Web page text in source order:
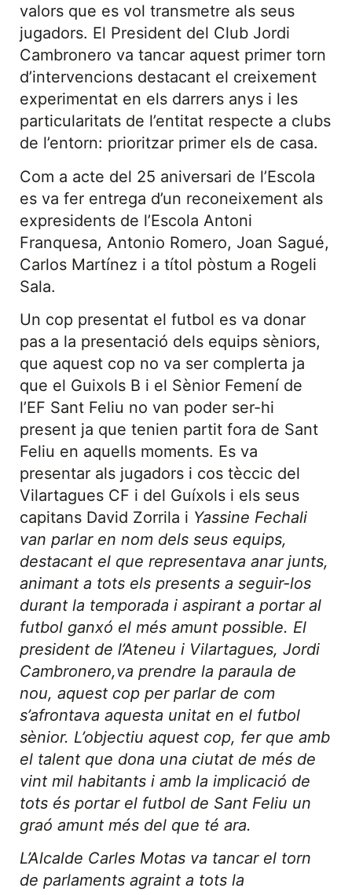
valors que es vol transmetre als seus
jugadors. El President del Club Jordi
Cambronero va tancar aquest primer torn
d’intervencions destacant el creixement
experimentat en els darrers anys i les
particularitats de l’entitat respecte a clubs
de l’entorn: prioritzar primer els de casa.
Com a acte del 25 aniversari de l’Escola
es va fer entrega d’un reconeixement als
expresidents de l’Escola Antoni
Franquesa, Antonio Romero, Joan Sagué,
Carlos Martínez i a títol pòstum a Rogeli
Sala.
Un cop presentat el futbol es va donar
pas a la presentació dels equips sèniors,
que aquest cop no va ser complerta ja
que el Guixols B i el Sènior Femení de
l’EF Sant Feliu no van poder ser-hi
present ja que tenien partit fora de Sant
Feliu en aquells moments. Es va
presentar als jugadors i cos tèccic del
Vilartagues CF i del Guíxols i els seus
capitans David Zorrila i Yassine Fechali
van parlar en nom dels seus equips,
destacant el que representava anar junts,
animant a tots els presents a seguir-los
durant la temporada i aspirant a portar al
futbol ganxó el més amunt possible. El
president de l’Ateneu i Vilartagues, Jordi
Cambronero,va prendre la paraula de
nou, aquest cop per parlar de com
s’afrontava aquesta unitat en el futbol
sènior. L’objectiu aquest cop, fer que amb
el talent que dona una ciutat de més de
vint mil habitants i amb la implicació de
tots és portar el futbol de Sant Feliu un
graó amunt més del que té ara.
L’Alcalde Carles Motas va tancar el torn
de parlaments agraint a tots la